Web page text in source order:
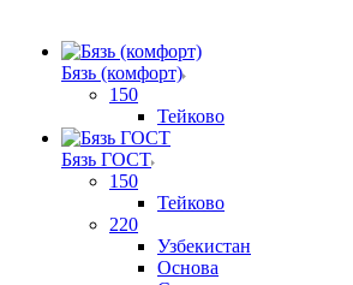
Бязь (комфорт)
150
Тейково
Бязь ГОСТ
150
Тейково
220
Узбекистан
Основа